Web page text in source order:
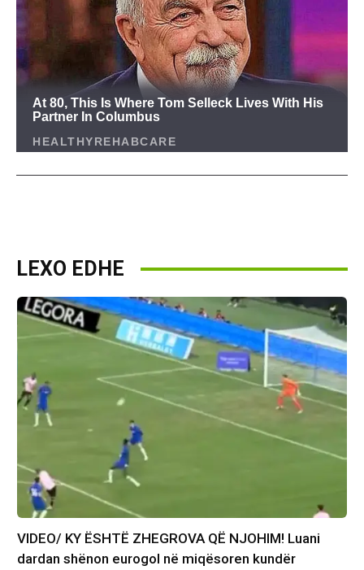
LEXO EDHE
VIDEO/ KY ËSHTË ZHEGROVA QË NJOHIM! Luani
dardan shënon eurogol në miqësoren kundër